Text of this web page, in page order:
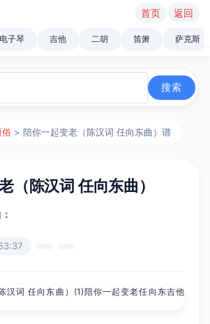
首页 返回
电子琴 吉他 二胡 笛箫 萨克斯
俗 > 陪你一起变老（陈汉词 任向东曲）谱
（陈汉词 任向东曲）